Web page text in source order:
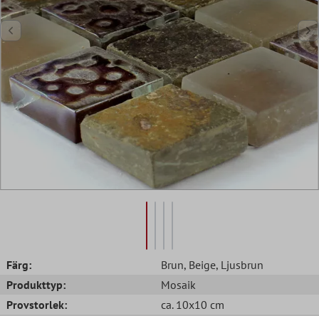
Färg: Brun, Beige, Ljusbrun
Produkttyp:
Mosaik
Provstorlek:
ca. 10x10 cm